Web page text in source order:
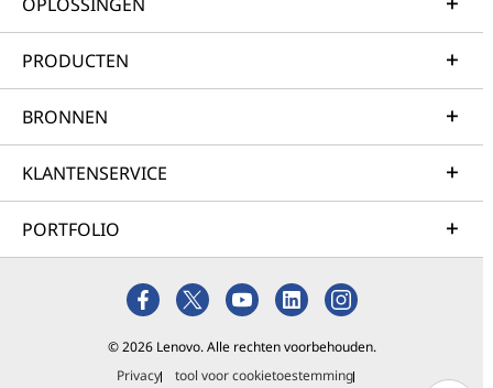
PRODUCTEN
BRONNEN
KLANTENSERVICE
PORTFOLIO
© 2026 Lenovo. Alle rechten voorbehouden.
Privacy
tool voor cookietoestemming